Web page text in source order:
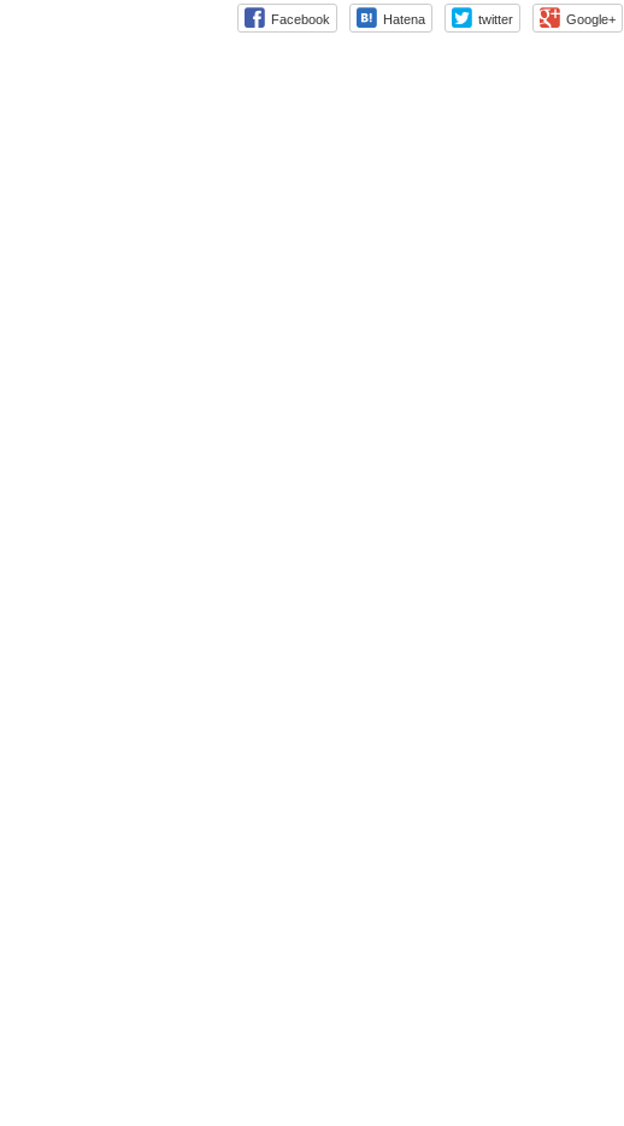
Facebook Hatena twitter Google+